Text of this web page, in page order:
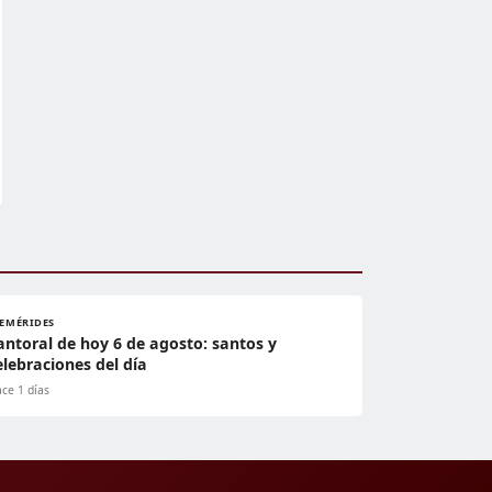
de hoy 6 de agosto: santos y
del día
1 días